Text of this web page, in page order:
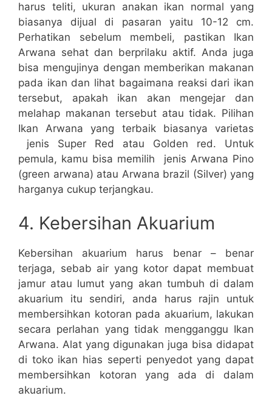
harus teliti, ukuran anakan ikan normal yang
biasanya dijual di pasaran yaitu 10-12 cm.
Perhatikan sebelum membeli, pastikan Ikan
Arwana sehat dan berprilaku aktif. Anda juga
bisa mengujinya dengan memberikan makanan
pada ikan dan lihat bagaimana reaksi dari ikan
tersebut, apakah ikan akan mengejar dan
melahap makanan tersebut atau tidak. Pilihan
Ikan Arwana yang terbaik biasanya varietas
jenis Super Red atau Golden red. Untuk
pemula, kamu bisa memilih jenis Arwana Pino
(green arwana) atau Arwana brazil (Silver) yang
harganya cukup terjangkau.
4. Kebersihan Akuarium
Kebersihan akuarium harus benar – benar
terjaga, sebab air yang kotor dapat membuat
jamur atau lumut yang akan tumbuh di dalam
akuarium itu sendiri, anda harus rajin untuk
membersihkan kotoran pada akuarium, lakukan
secara perlahan yang tidak mengganggu Ikan
Arwana. Alat yang digunakan juga bisa didapat
di toko ikan hias seperti penyedot yang dapat
membersihkan kotoran yang ada di dalam
akuarium.